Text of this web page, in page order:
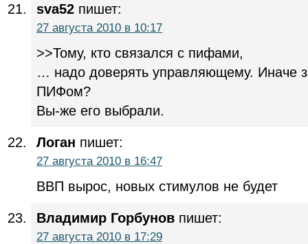
sva52 пишет:
27 августа 2010 в 10:17
>>Тому, кто связался с пифами,
… надо доверять управляющему. Иначе
ПИФом?
Вы-же его выбрали.
Логан пишет:
27 августа 2010 в 16:47
ВВП вырос, новых стимулов не будет
Владимир Горбунов пишет:
27 августа 2010 в 17:29